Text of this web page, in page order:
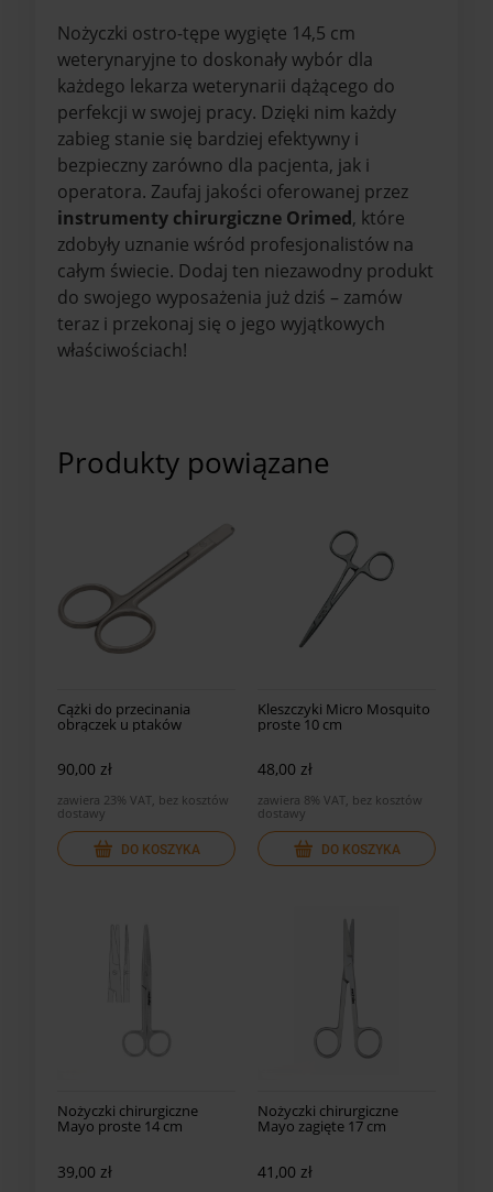
Nożyczki ostro-tępe wygięte 14,5 cm
weterynaryjne to doskonały wybór dla
każdego lekarza weterynarii dążącego do
perfekcji w swojej pracy. Dzięki nim każdy
zabieg stanie się bardziej efektywny i
bezpieczny zarówno dla pacjenta, jak i
operatora. Zaufaj jakości oferowanej przez
instrumenty chirurgiczne Orimed, które
zdobyły uznanie wśród profesjonalistów na
całym świecie. Dodaj ten niezawodny produkt
do swojego wyposażenia już dziś – zamów
teraz i przekonaj się o jego wyjątkowych
właściwościach!
Produkty powiązane
Cążki do przecinania
obrączek u ptaków
90,00 zł
zawiera 23% VAT, bez kosztów
dostawy
DO KOSZYKA
Kleszczyki Micro Mosquito
proste 10 cm
48,00 zł
zawiera 8% VAT, bez kosztów
dostawy
DO KOSZYKA
Nożyczki chirurgiczne
Mayo proste 14 cm
39,00 zł
Nożyczki chirurgiczne
Mayo zagięte 17 cm
41,00 zł